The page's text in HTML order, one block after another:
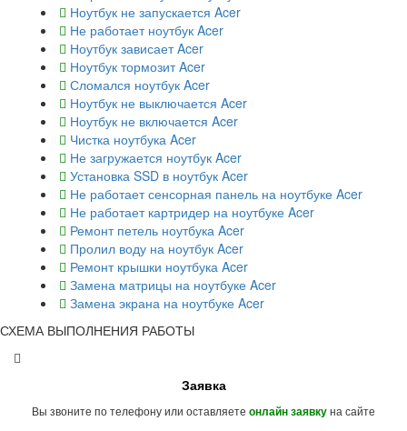
Ноутбук не запускается Acer
Не работает ноутбук Acer
Ноутбук зависает Acer
Ноутбук тормозит Acer
Сломался ноутбук Acer
Ноутбук не выключается Acer
Ноутбук не включается Acer
Чистка ноутбука Acer
Не загружается ноутбук Acer
Установка SSD в ноутбук Acer
Не работает сенсорная панель на ноутбуке Acer
Не работает картридер на ноутбуке Acer
Ремонт петель ноутбука Acer
Пролил воду на ноутбук Acer
Ремонт крышки ноутбука Acer
Замена матрицы на ноутбуке Acer
Замена экрана на ноутбуке Acer
СХЕМА ВЫПОЛНЕНИЯ РАБОТЫ
Заявка
Вы звоните по телефону или оставляете онлайн заявкуна сайте